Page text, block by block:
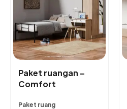
Paket ruangan –
Comfort
Paket ruang